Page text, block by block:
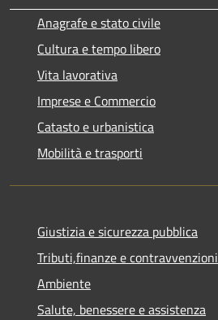
Anagrafe e stato civile
Cultura e tempo libero
Vita lavorativa
Imprese e Commercio
Catasto e urbanistica
Mobilità e trasporti
Giustizia e sicurezza pubblica
Tributi,finanze e contravvenzioni
Ambiente
Salute, benessere e assistenza